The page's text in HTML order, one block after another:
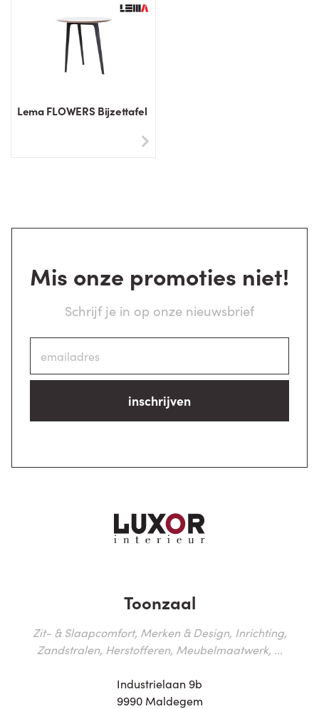
Lema FLOWERS Bijzettafel
Mis onze promoties niet!
Schrijf je in op onze nieuwsbrief
inschrijven
Toonzaal
Zit- & Slaapcomfort, Merken & Design, Inrichting,
Zandstralen, Herstofferen, Meubelmaatwerk, ...
Industrielaan 9b
9990 Maldegem